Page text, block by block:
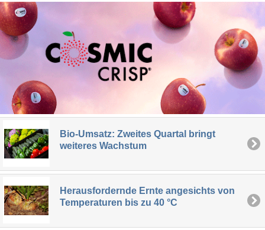
Bio-Umsatz: Zweites Quartal bringt
weiteres Wachstum
Herausfordernde Ernte angesichts von
Temperaturen bis zu 40 °C